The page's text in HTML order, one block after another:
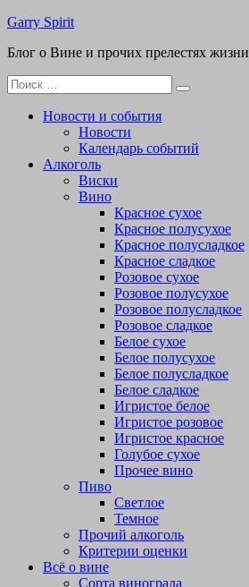
Перейти
содержимому
Garry Spirit
Блог о Вине и прочих прелестях жизни
Поиск
для:
Новости и события
Новости
Календарь событий
Алкоголь
Виски
Вино
Красное сухое
Красное полусухое
Красное полусладкое
Красное сладкое
Розовое сухое
Розовое полусухое
Розовое полусладкое
Розовое сладкое
Белое сухое
Белое полусухое
Белое полусладкое
Белое сладкое
Игристое белое
Игристое розовое
Игристое красное
Голубое сухое
Прочее вино
Пиво
Светлое
Темное
Прочий алкоголь
Критерии оценки
Всё о вине
Сорта винограда